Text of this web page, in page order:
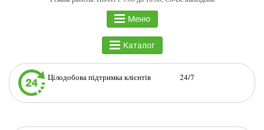
Меню
Каталог
Цілодобова підтримка клієнтів 24/7